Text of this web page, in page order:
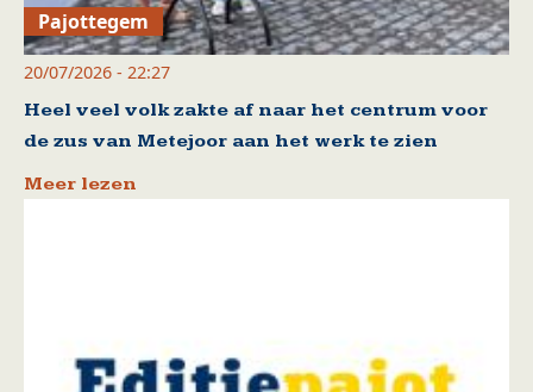
Pajottegem
20/07/2026 - 22:27
Heel veel volk zakte af naar het centrum voor
de zus van Metejoor aan het werk te zien
Meer lezen